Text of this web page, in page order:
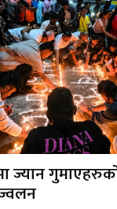
ज्यान